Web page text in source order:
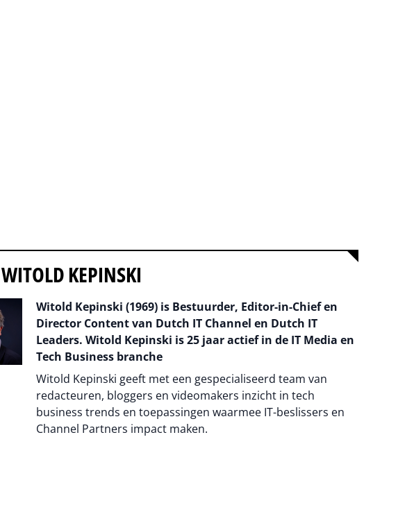
KEPINSKI
Witold Kepinski (1969) is Bestuurder, Editor-in-Chief en
Director Content van Dutch IT Channel en Dutch IT
Leaders. Witold Kepinski is 25 jaar actief in de IT Media en
Tech Business branche
Witold Kepinski geeft met een gespecialiseerd team van
redacteuren, bloggers en videomakers inzicht in tech
business trends en toepassingen waarmee IT-beslissers en
Channel Partners impact maken.